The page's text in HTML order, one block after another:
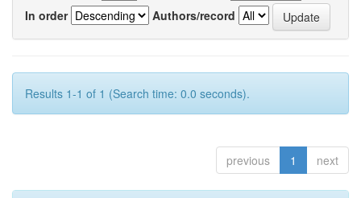
In order
Authors/record
Results 1-1 of 1 (Search time: 0.0 seconds).
previous 1 next